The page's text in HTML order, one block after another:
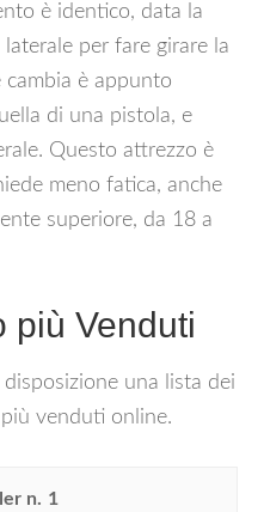
è identico, data la
per fare girare la
è appunto
di una pistola, e
Questo attrezzo è
meno fatica, anche
superiore, da 18 a
più Venduti
una lista dei
venduti online.
1